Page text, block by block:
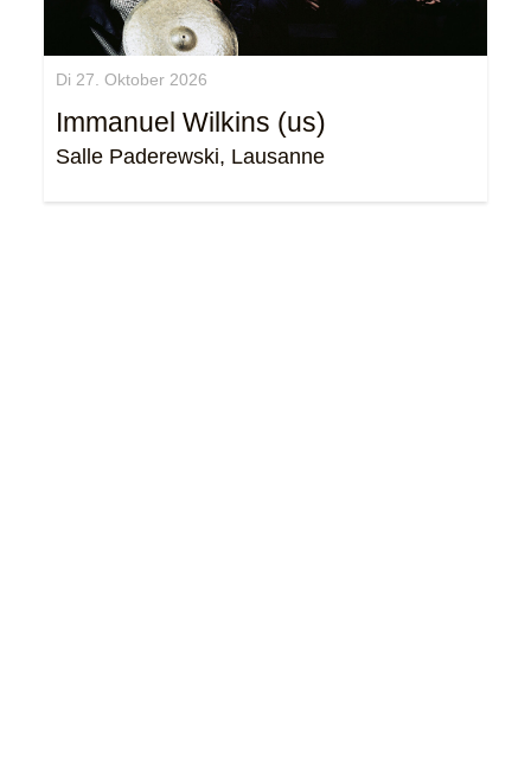
Di 27. Oktober 2026
Immanuel Wilkins (us)
Salle Paderewski, Lausanne